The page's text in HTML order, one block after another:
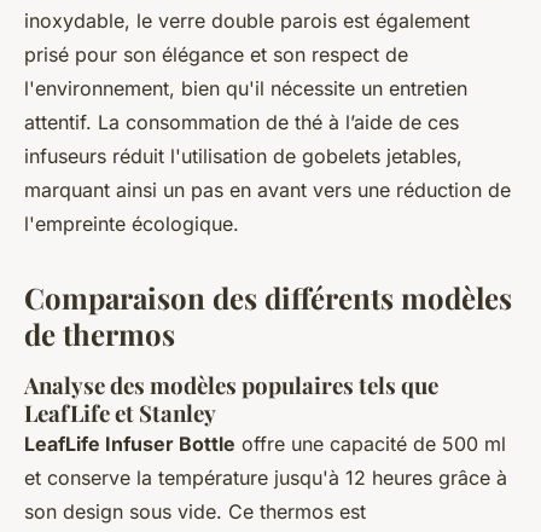
inoxydable, le verre double parois est également
prisé pour son élégance et son respect de
l'environnement, bien qu'il nécessite un entretien
attentif. La consommation de thé à l’aide de ces
infuseurs réduit l'utilisation de gobelets jetables,
marquant ainsi un pas en avant vers une réduction de
l'empreinte écologique.
Comparaison des différents modèles
de thermos
Analyse des modèles populaires tels que
LeafLife et Stanley
LeafLife Infuser Bottle offre une capacité de 500 ml
et conserve la température jusqu'à 12 heures grâce à
son design sous vide. Ce thermos est